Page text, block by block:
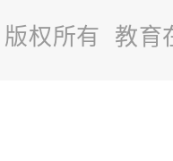
版权所有 教育